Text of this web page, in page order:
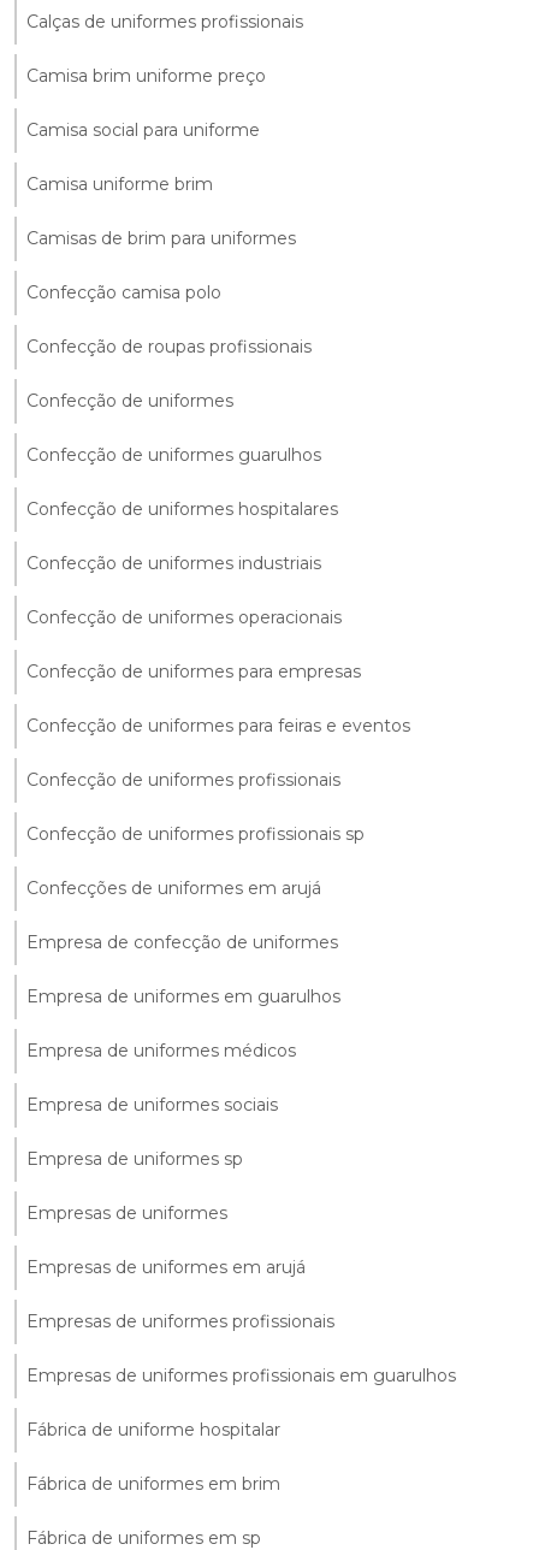
Calças de uniformes profissionais
Camisa brim uniforme preço
Camisa social para uniforme
Camisa uniforme brim
Camisas de brim para uniformes
Confecção camisa polo
Confecção de roupas profissionais
Confecção de uniformes
Confecção de uniformes guarulhos
Confecção de uniformes hospitalares
Confecção de uniformes industriais
Confecção de uniformes operacionais
Confecção de uniformes para empresas
Confecção de uniformes para feiras e eventos
Confecção de uniformes profissionais
Confecção de uniformes profissionais sp
Confecções de uniformes em arujá
Empresa de confecção de uniformes
Empresa de uniformes em guarulhos
Empresa de uniformes médicos
Empresa de uniformes sociais
Empresa de uniformes sp
Empresas de uniformes
Empresas de uniformes em arujá
Empresas de uniformes profissionais
Empresas de uniformes profissionais em guarulhos
Fábrica de uniforme hospitalar
Fábrica de uniformes em brim
Fábrica de uniformes em sp